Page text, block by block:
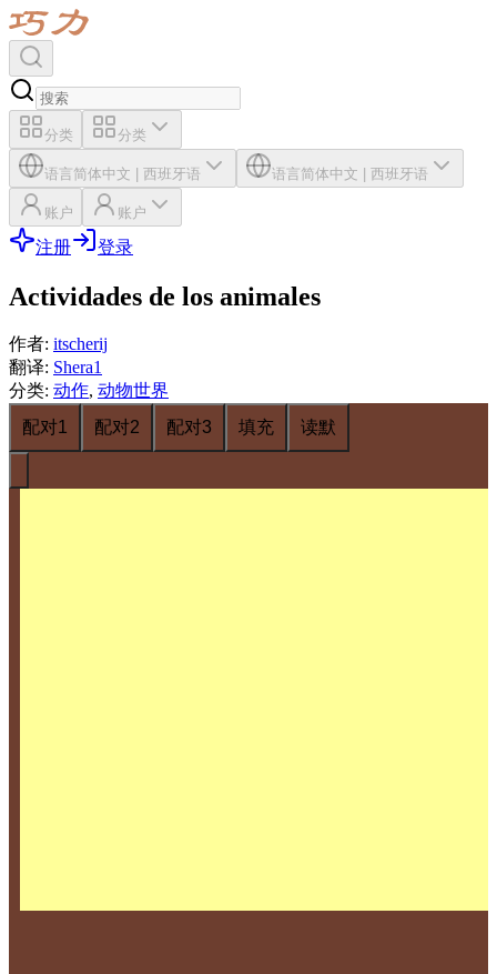
分类 分类
语言简体中文 | 西班牙语 语言简体中文 | 西班牙语
账户 账户
注册 登录
Actividades de los animales
作者: itscherij
翻译: Shera1
分类: 动作, 动物世界
配对1
配对2 配对3 填充 读默